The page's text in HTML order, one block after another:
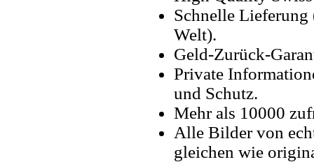
Schnelle Lieferung
Welt).
Geld-Zurück-
Private
und Schutz.
Mehr als 10000
Alle Bilder von
gleichen wie